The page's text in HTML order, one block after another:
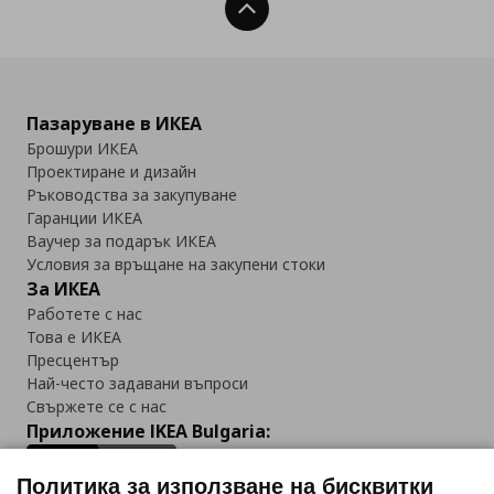
Нагоре
Пазаруване в ИКЕА
Брошури ИКЕА
Проектиране и дизайн
Ръководства за закупуване
Гаранции ИКЕА
Ваучер за подарък ИКЕА
Условия за връщане на закупени стоки
За ИКЕА
Работете с нас
Това е ИКЕА
Пресцентър
Най-често задавани въпроси
Свържете се с нас
Приложение IKEA Bulgaria:
Политика за използване на бисквитки